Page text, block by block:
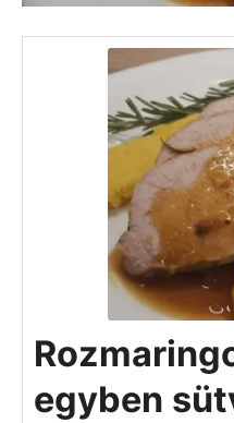
egyben